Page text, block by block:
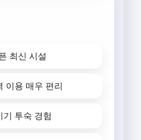
최신 시설
이용 매우 편리
기 투숙 경험